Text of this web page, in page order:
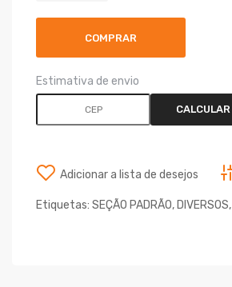
COMPRAR
Estimativa de envio
CALCULAR
Adicionar a lista de desejos
Etiquetas: SEÇÃO PADRÃO, DIVERSOS,